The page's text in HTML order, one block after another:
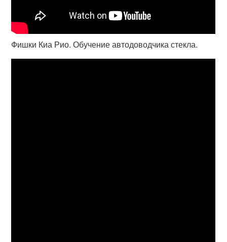
Фишки Киа Рио. Обучение автодоводчика стекла.